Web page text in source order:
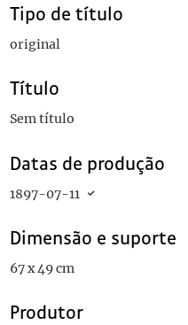
Tipo de título
original
Título
Sem título
Datas de produção
1897-07-11
Dimensão e suporte
67 x 49 cm
Produtor